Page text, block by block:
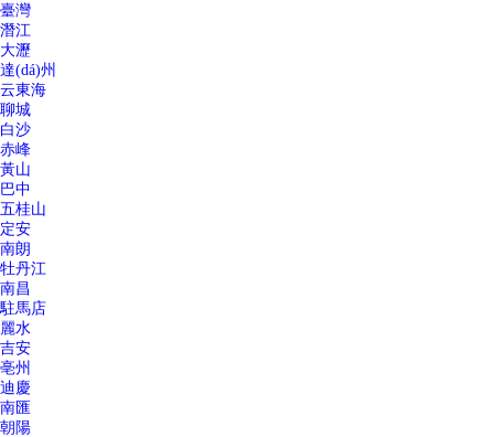
臺灣
潛江
大瀝
達(dá)州
云東海
聊城
白沙
赤峰
黃山
巴中
五桂山
定安
南朗
牡丹江
南昌
駐馬店
麗水
吉安
亳州
迪慶
南匯
朝陽